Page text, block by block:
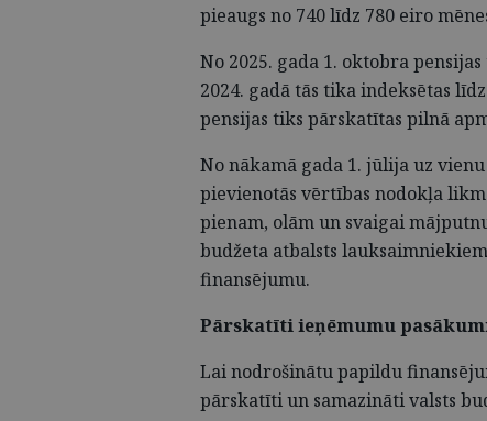
pieaugs no 740 līdz 780 eiro
No 2025. gada 1. oktobra
2024. gadā tās tika indeksētas
pensijas tiks pārskatītas pilnā
No nākamā gada 1. jūlija uz
pievienotās vērtības nodokļa
pienam, olām un svaigai
budžeta atbalsts
finansējumu.
Pārskatīti ieņēmumu pasākumi
Lai nodrošinātu papildu
pārskatīti un samazināti valsts